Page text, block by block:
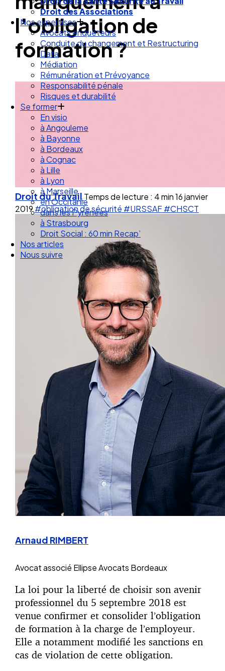
Droit des Associations
Nos expertises
Avocats enquêteurs
Conduite du changement et Restructuring
Data
Médiation
Rémunération et Prévoyance
Responsabilité pénale
Risques et durabilité
Se former
En visio
à Angouleme
à Bayonne
à Bordeaux
à Cognac
à Lille
à Lyon
à Marseille
en Occitanie
dans les Pyrénées
à Strasbourg
Droit Social : 60 min Recap’
Nos articles
Nous suivre
l’obligation de
formation ?
Droit du TravailTemps de lecture : 4 min16 janvier
2019#obligation de sécurité #URSSAF#CHSCT
Arnaud RIMBERT
Avocat associé Ellipse Avocats Bordeaux
La loi pour la liberté de choisir son avenir
professionnel du 5 septembre 2018 est
venue confirmer et consolider l’obligation
de formation à la charge de l’employeur.
Elle a notamment modifié les sanctions en
cas de violation de cette obligation.